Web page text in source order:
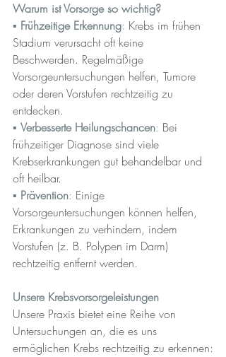
Warum ist Vorsorge so wichtig?
▪︎ Frühzeitige Erkennung: Krebs im frühen
Stadium verursacht oft keine
Beschwerden. Regelmäßige
Vorsorgeuntersuchungen helfen, Tumore
oder deren Vorstufen rechtzeitig zu
entdecken.
▪︎ Verbesserte Heilungschancen: Bei
frühzeitiger Diagnose sind viele
Krebserkrankungen gut behandelbar und
oft heilbar.
▪︎ Prävention: Einige
Vorsorgeuntersuchungen können helfen,
Erkrankungen zu verhindern, indem
Vorstufen (z. B. Polypen im Darm)
rechtzeitig entfernt werden.
Unsere Krebsvorsorgeleistungen
Unsere Praxis bietet eine Reihe von
Untersuchungen an, die es uns
ermöglichen Krebs rechtzeitig zu erkennen: